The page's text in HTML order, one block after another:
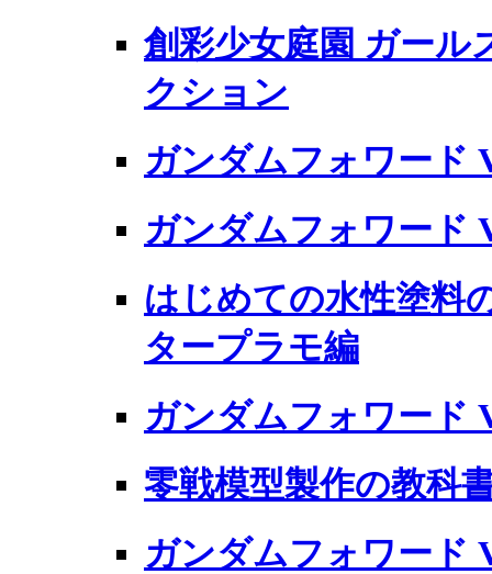
創彩少女庭園 ガール
クション
ガンダムフォワード
ガンダムフォワード
はじめての水性塗料
タープラモ編
ガンダムフォワード
零戦模型製作の教科
ガンダムフォワード